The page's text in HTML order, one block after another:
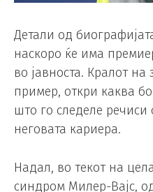
Детали од
наскоро ќе има
во јавноста. Кралот на
пример, откри каква
што го следеле
неговата кариера.
Надал, во текот на
синдром Милер-Вајс,